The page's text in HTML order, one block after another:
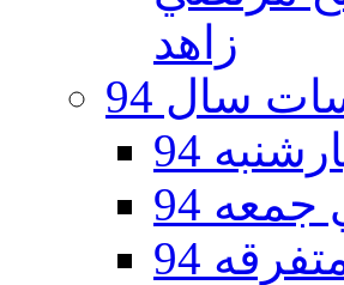
زاهد
سال 94
94
94
94